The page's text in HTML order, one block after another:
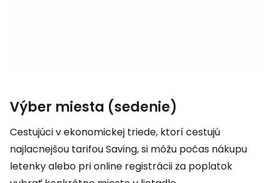
Výber miesta (sedenie)
Cestujúci v ekonomickej triede, ktorí cestujú
najlacnejšou tarifouSaving, si môžu počas nákupu
letenky alebo pri online registrácii za poplatok